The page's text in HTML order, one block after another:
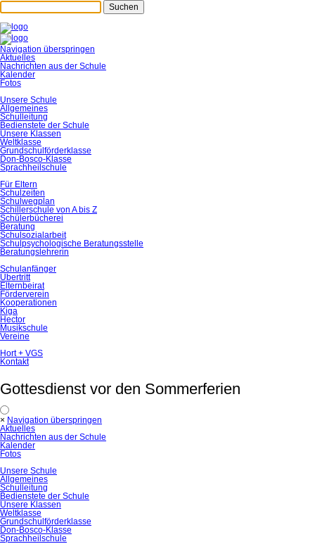
Suchen
Navigation überspringen
Aktuelles
Nachrichten aus der Schule
Kalender
Fotos
Unsere Schule
Allgemeines
Schulleitung
Bedienstete der Schule
Unsere Klassen
Weltklasse
Grundschulförderklasse
Don-Bosco-Klasse
Sprachheilschule
Für Eltern
Schulzeiten
Schulwegplan
Schillerschule von A bis Z
Schülerbücherei
Beratung
Schulsozialarbeit
Schulpsychologische Beratungsstelle
Beratungslehrerin
Schulanfänger
Übertritt
Elternbeirat
Förderverein
Kooperationen
Kiga
Hector
Musikschule
Vereine
Hort + VGS
Kontakt
Gottesdienst vor den Sommerferien
× Navigation überspringen
Aktuelles
Nachrichten aus der Schule
Kalender
Fotos
Unsere Schule
Allgemeines
Schulleitung
Bedienstete der Schule
Unsere Klassen
Weltklasse
Grundschulförderklasse
Don-Bosco-Klasse
Sprachheilschule